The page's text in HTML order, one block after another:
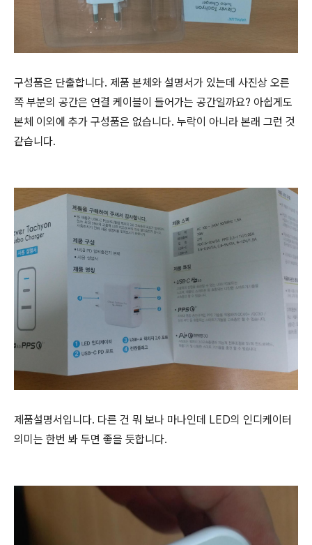
구성품은 단출합니다. 제품 본체와 설명서가 있는데 사진상 오른
쪽 부분의 공간은 연결 케이블이 들어가는 공간일까요? 아쉽게도
본체 이외에 추가 구성품은 없습니다. 누락이 아니라 본래 그런 것
같습니다.
제품설명서입니다. 다른 건 뭐 보나 마나인데 LED의 인디케이터
의미는 한번 봐 두면 좋을 듯합니다.